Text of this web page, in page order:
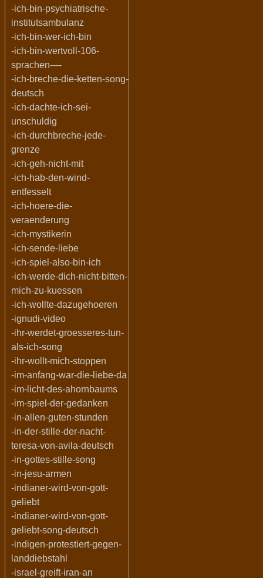
-ich-bin-psychiatrische-
institutsambulanz
-ich-bin-wer-ich-bin
-ich-bin-wertvoll-106-
sprachen----
-ich-breche-die-ketten-song-
deutsch
-ich-dachte-ich-sei-
unschuldig
-ich-durchbreche-jede-
grenze
-ich-geh-nicht-mit
-ich-hab-den-wind-
entfesselt
-ich-hoere-die-
veraenderung
-ich-mystikerin
-ich-sende-liebe
-ich-spiel-also-bin-ich
-ich-werde-dich-nicht-bitten-
mich-zu-kuessen
-ich-wollte-dazugehoeren
-ignudi-video
-ihr-werdet-groesseres-tun-
als-ich-song
-ihr-wollt-mich-stoppen
-im-anfang-war-die-liebe-da
-im-licht-des-ahornbaums
-im-spiel-der-gedanken
-in-allen-guten-stunden
-in-der-stille-der-nacht-
teresa-von-avila-deutsch
-in-gottes-stille-song
-in-jesu-armen
-indianer-wird-von-gott-
geliebt
-indianer-wird-von-gott-
geliebt-song-deutsch
-indigen-protestiert-gegen-
landdiebstahl
-israel-greift-iran-an